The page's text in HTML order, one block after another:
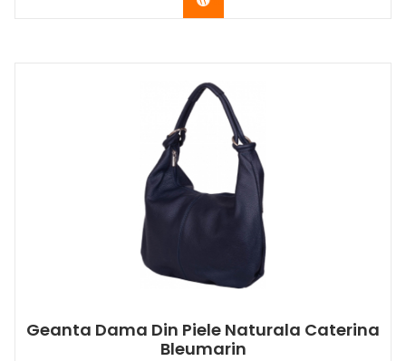
Geanta Dama Din Piele Naturala Caterina
Bleumarin